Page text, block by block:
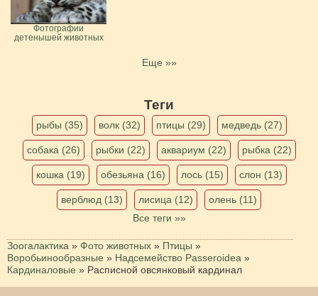
Фотографии
детенышей животных
Еще »»
Теги
рыбы (35) волк (32) птицы (29) медведь (27)
собака (26) рыбки (22) аквариум (22) рыбка (22)
кошка (19) обезьяна (16) лось (15) слон (13)
верблюд (13) лисица (12)
олень (11)
Все теги »»
Зоогалактика » Фото животных » Птицы »
Воробьинообразные » Надсемейство Passeroidea »
Кардиналовые » Расписной овсянковый кардинал